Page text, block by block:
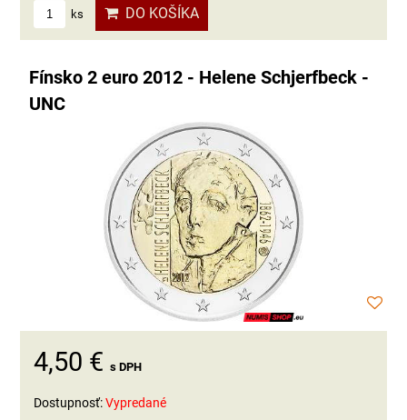
ks DO KOŠÍKA
Fínsko 2 euro 2012 - Helene Schjerfbeck -
UNC
4,50 € s DPH
Dostupnosť:Vypredané